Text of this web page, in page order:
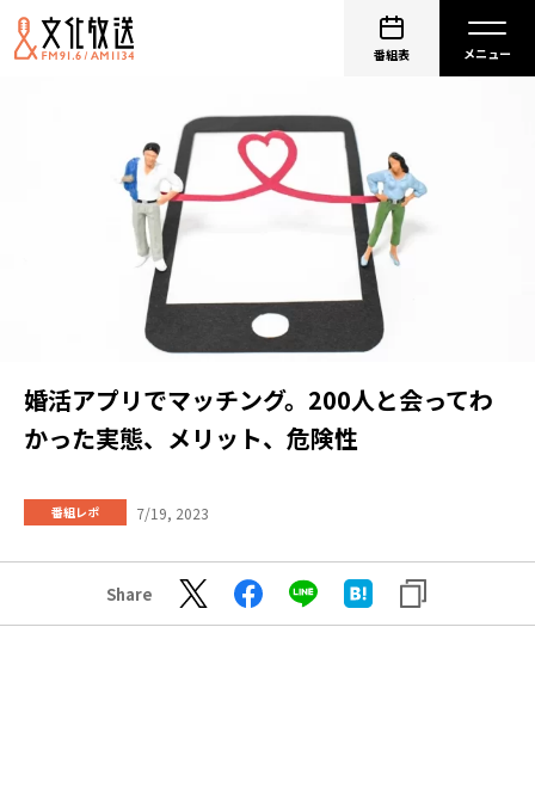
番組表
婚活アプリでマッチング。200人と会ってわ
かった実態、メリット、危険性
番組レポ 7/19, 2023
Share